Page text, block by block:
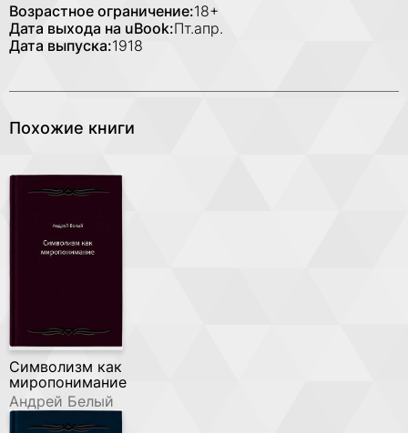
Возрастное ограничение:18+
Дата выхода на uBook:Пт.апр.
Дата выпуска:1918
Похожие книги
Символизм как
миропонимание
Андрей Белый